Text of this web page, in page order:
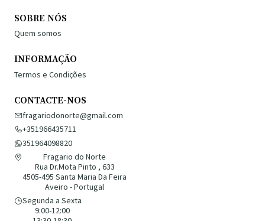
SOBRE NÓS
Quem somos
INFORMAÇÃO
Termos e Condições
CONTACTE-NOS
fragariodonorte@gmail.com
+351966435711
351964098820
Fragario do Norte
Rua Dr.Mota Pinto , 633
4505-495 Santa Maria Da Feira
Aveiro - Portugal
Segunda a Sexta
9:00-12:00